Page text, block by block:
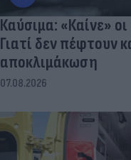
Καύσιμα: «Καίνε»
Γιατί δεν πέφτουν
αποκλιμάκωση
07.08.2026